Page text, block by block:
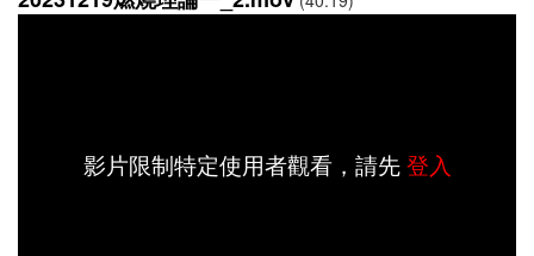
影片限制特定使用者觀看，請先登入